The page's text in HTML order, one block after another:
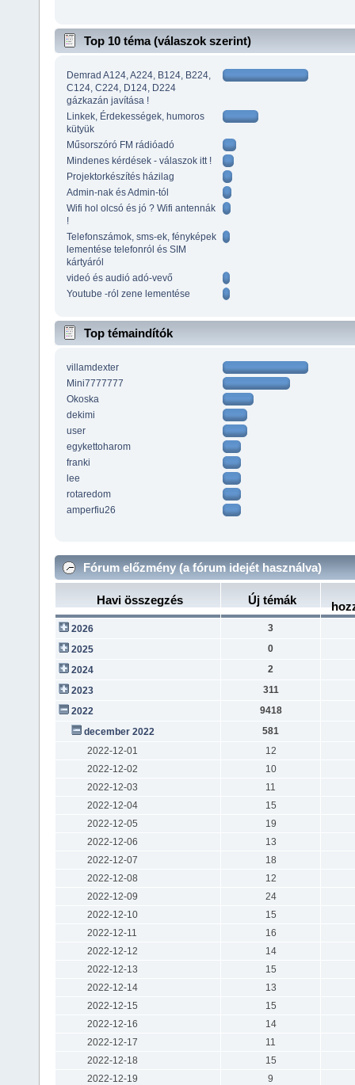
Top 10 téma (válaszok szerint)
Demrad A124, A224, B124, B224,
C124, C224, D124, D224
gázkazán javítása !
Linkek, Érdekességek, humoros
kütyük
Műsorszóró FM rádióadó
Mindenes kérdések - válaszok itt !
Projektorkészítés házilag
Admin-nak és Admin-tól
Wifi hol olcsó és jó ? Wifi antennák
!
Telefonszámok, sms-ek, fényképek
lementése telefonról és SIM
kártyáról
videó és audió adó-vevő
Youtube -ról zene lementése
Top témaindítók
villamdexter
Mini7777777
Okoska
dekimi
user
egykettoharom
franki
lee
rotaredom
amperfiu26
Fórum előzmény (a fórum idejét használva)
Havi összegzés Új témák
2026
3
2025
0
2024
2
2023
311
2022
9418
december 2022
581
2022-12-01
12
2022-12-02
10
2022-12-03
11
2022-12-04
15
2022-12-05
19
2022-12-06
13
2022-12-07
18
2022-12-08
12
2022-12-09
24
2022-12-10
15
2022-12-11
16
2022-12-12
14
2022-12-13
15
2022-12-14
13
2022-12-15
15
2022-12-16
14
2022-12-17
11
2022-12-18
15
2022-12-19
9